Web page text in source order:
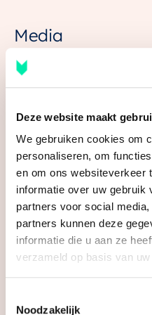
Deze website maakt
We gebruiken cookies om
personaliseren, om
en om ons websiteverkeer
informatie over uw gebruik
partners voor social
partners kunnen deze
informatie die u aan ze
verzameld op basis van
Noodzakelijk
beschik je over een ruime
keuken en voldoende
eethoek of een
Het appartement wordt
Duravit en Mosa
hoogwaardige Bruynzeel
een Quooker en
inductiekookplaat, een
SteamPro stoomoven,
– Ruime slaapkamer
– In een groene setting
Inhoud
Aantal badkamers
1
Aantal woonlagen
1
Voorzieningen
Media